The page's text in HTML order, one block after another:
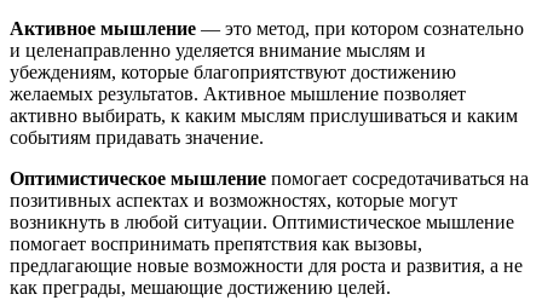
Активное мышление — это метод, при котором сознательно
и целенаправленно уделяется внимание мыслям и
убеждениям, которые благоприятствуют достижению
желаемых результатов. Активное мышление позволяет
активно выбирать, к каким мыслям прислушиваться и каким
событиям придавать значение.
Оптимистическое мышление помогает сосредотачиваться на
позитивных аспектах и возможностях, которые могут
возникнуть в любой ситуации. Оптимистическое мышление
помогает воспринимать препятствия как вызовы,
предлагающие новые возможности для роста и развития, а не
как преграды, мешающие достижению целей.